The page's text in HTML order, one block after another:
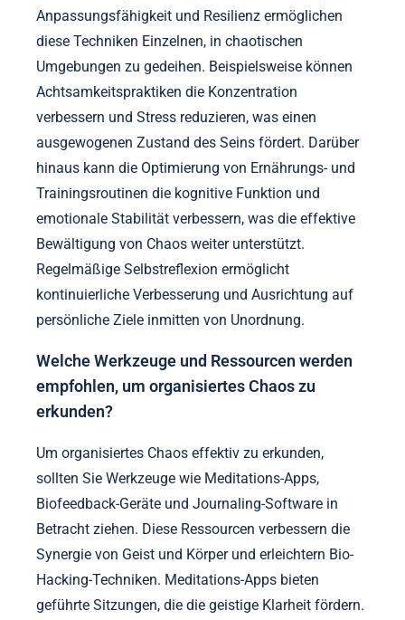
Anpassungsfähigkeit und Resilienz ermöglichen
diese Techniken Einzelnen, in chaotischen
Umgebungen zu gedeihen. Beispielsweise können
Achtsamkeitspraktiken die Konzentration
verbessern und Stress reduzieren, was einen
ausgewogenen Zustand des Seins fördert. Darüber
hinaus kann die Optimierung von Ernährungs- und
Trainingsroutinen die kognitive Funktion und
emotionale Stabilität verbessern, was die effektive
Bewältigung von Chaos weiter unterstützt.
Regelmäßige Selbstreflexion ermöglicht
kontinuierliche Verbesserung und Ausrichtung auf
persönliche Ziele inmitten von Unordnung.
Welche Werkzeuge und Ressourcen werden
empfohlen, um organisiertes Chaos zu
erkunden?
Um organisiertes Chaos effektiv zu erkunden,
sollten Sie Werkzeuge wie Meditations-Apps,
Biofeedback-Geräte und Journaling-Software in
Betracht ziehen. Diese Ressourcen verbessern die
Synergie von Geist und Körper und erleichtern Bio-
Hacking-Techniken. Meditations-Apps bieten
geführte Sitzungen, die die geistige Klarheit fördern.